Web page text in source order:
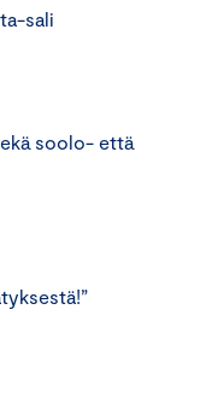
sali
soolo- että